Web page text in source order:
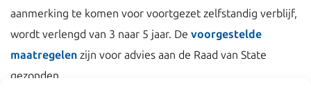
aanmerking te komen voor voortgezet zelfstandig verblijf,
wordt verlengd van 3 naar 5 jaar. De voorgestelde
maatregelen zijn voor advies aan de Raad van State
gezonden.